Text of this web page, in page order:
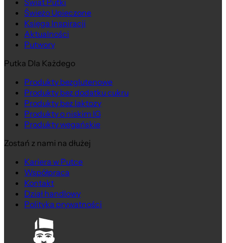
z Wędzonym Kurczakiem
Świat Putki
Świeżo Upieczone
Księga Inspiracji
Aktualności
Putwory
Putka Dla Każdego
Produkty bezglutenowe
Produkty bez dodatku cukru
Produkty bez laktozy
Produkty o niskim IG
Produkty wegańskie
Zostań z nami na dłużej
Kariera w Putce
Współpraca
Kontakt
Dział handlowy
Polityka prywatności